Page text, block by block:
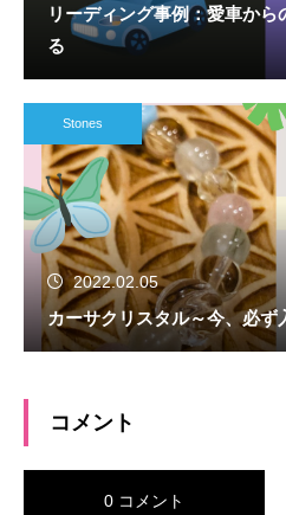
リーディング事例：愛車か
る
Stones
2022.02.05
カーサクリスタル～今、必ず
コメント
0 コメント